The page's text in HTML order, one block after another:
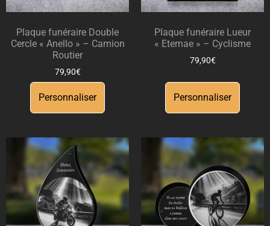
Plaque funéraire Double
Cercle « Anello » – Camion
Routier
79,90€
Personnaliser
Plaque funéraire Lueur
« Eternae » – Cyclisme
79,90€
Personnaliser